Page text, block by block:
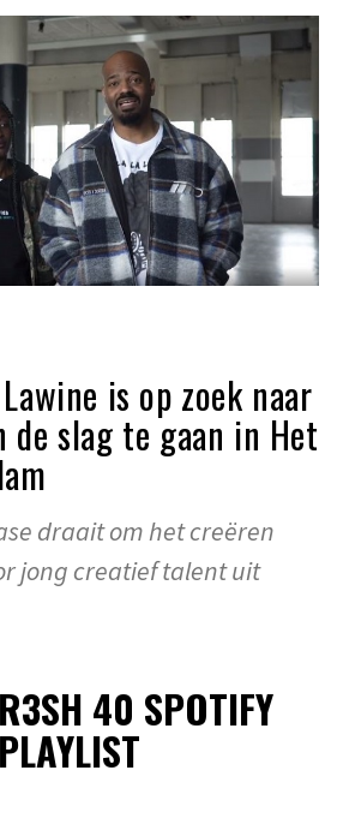
is op zoek naar
de slag te gaan in Het
draait om het creëren
jong creatief talent uit
40 SPOTIFY
PLAYLIST